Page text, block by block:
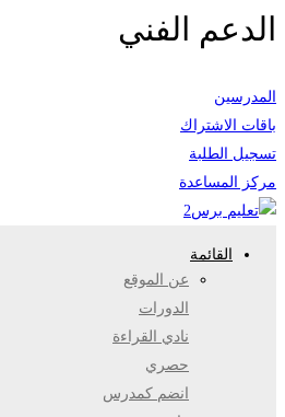
الدعم الفني
المدرسين
باقات الاشتراك
تسجيل الطلبة
مركز المساعدة
القائمة
عن الموقع
الدورات
نادي القراءة
حصري
انضم كمدرس